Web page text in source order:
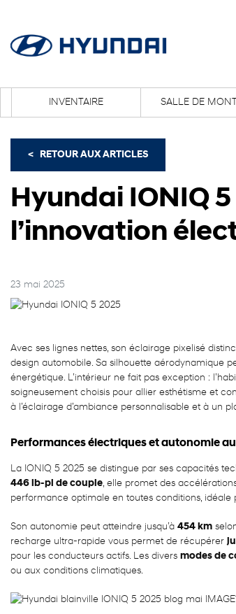
INVENTAIRE SALLE DE
< RETOUR AUXARTICLES
Hyundai IONIQ
l’innovation
23 mai 2025
Avec ses lignes nettes, son éclairage pixelisé
design automobile. Sa silhouette aérodynamique
énergétique. L’intérieur ne fait pas exception :
soigneusement choisis pour allier esthétisme et
à l’éclairage d’ambiance personnalisable et à un
Performances électriques et autonomie
La IONIQ 5 2025 se distingue par ses capacités
446 lb-pi de couple, elle promet des
performance optimale en toutes conditions, idéale
Son autonomie peut atteindre jusqu’à 454 km
recharge ultra-rapide vous permet de récupérer
pour les conducteurs actifs. Les divers modes de
ou aux conditions climatiques.